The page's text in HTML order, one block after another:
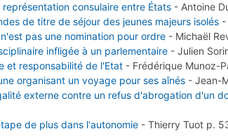
consulaire entre États- Antoine
de titre de séjour des jeunes majeurs isolés-
pas une nomination pour ordre- Michaël
infligée à un parlementaire- Julien
et responsabilité de l'Etat- Frédérique Munoz-
organisant un voyage pour ses aînés- Jean-
externe contre un refus d'abrogation d'un
de plus dans l'autonomie -Thierry Tuot p.